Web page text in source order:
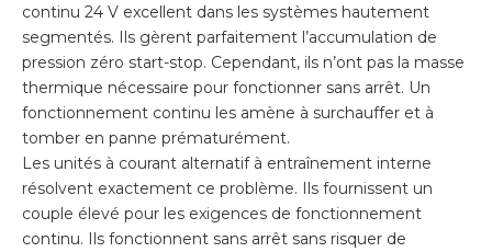
continu 24 V excellent dans les systèmes hautement
segmentés. Ils gèrent parfaitement l’accumulation de
pression zéro start-stop. Cependant, ils n’ont pas la masse
thermique nécessaire pour fonctionner sans arrêt. Un
fonctionnement continu les amène à surchauffer et à
tomber en panne prématurément.
Les unités à courant alternatif à entraînement interne
résolvent exactement ce problème. Ils fournissent un
couple élevé pour les exigences de fonctionnement
continu. Ils fonctionnent sans arrêt sans risquer de